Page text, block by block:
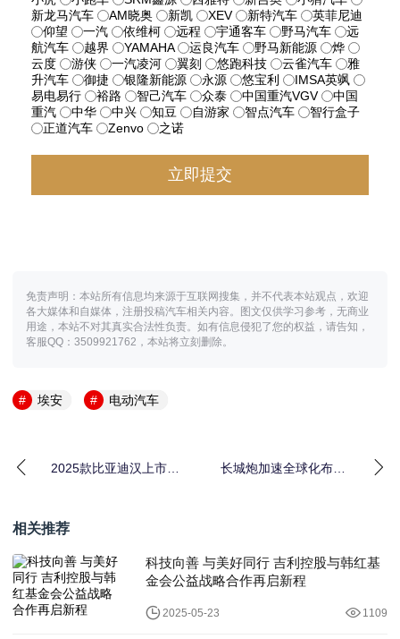
新龙马汽车
AM晓奥 新凯 XEV 新特汽车
英菲尼迪
仰望
一汽 依维柯 远程 宇通客车 野马汽车
远
航汽车
越界 YAMAHA 运良汽车 野马新能源
烨
云度
游侠 一汽凌河 翼刻 悠跑科技 云雀汽车
雅
升汽车
御捷 银隆新能源 永源 悠宝利
IMSA英飒
易电易行
裕路 智己汽车 众泰 中国重汽VGV
中国
重汽
中华 中兴 知豆 自游家 智点汽车
智行盒子
正道汽车
Zenvo 之诺
免责声明：本站所有信息均来源于互联网搜集，并不代表本站观点，欢迎
各大媒体和自媒体，注册投稿汽车相关内容。图文仅供学习参考，无商业
用途，本站不对其真实合法性负责。如有信息侵犯了您的权益，请告知，
客服QQ：3509921762，本站将立刻删除。
埃安 电动汽车
2025款比亚迪汉上市，
长城炮加速全球化布局
相关推荐
科技向善 与美好同行 吉利控股与韩红基
金会公益战略合作再启新程
2025-05-23 1109